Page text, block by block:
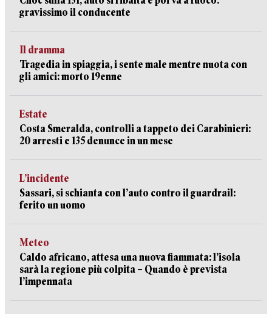
gravissimo il conducente
Il dramma
Tragedia in spiaggia, i sente male mentre nuota con
gli amici: morto 19enne
Estate
Costa Smeralda, controlli a tappeto dei Carabinieri:
20 arresti e 135 denunce in un mese
L’incidente
Sassari, si schianta con l’auto contro il guardrail:
ferito un uomo
Meteo
Caldo africano, attesa una nuova fiammata: l’isola
sarà la regione più colpita – Quando è prevista
l’impennata